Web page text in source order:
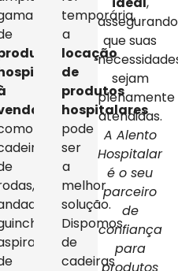
temporária,
a
locação
de
produtos
hospitalares
pode
ser
a
melhor
solução.
Dispomos
de
cadeiras
assegurando
que suas
sejam
plenamente
atendidas.
A Alento
Hospitalar
é o seu
parceiro
de
confiança
para
produtos